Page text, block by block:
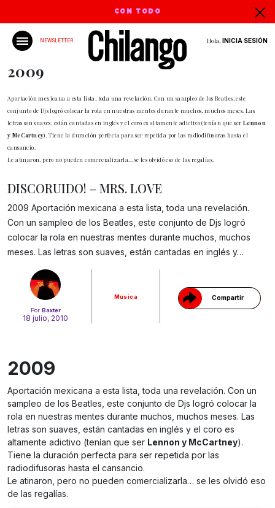
CON TODO
NEWSLETTER Hola, INICIA SESIÓN
2009
Aportación mexicana a esta lista, toda una revelación. Con un sampleo de los Beatles, este
conjunto de Djs logró colocar la rola en nuestras mentes durante muchos, muchos meses. Las
letras son suaves, están cantadas en inglés y el coro es altamente adictivo (tenían que ser Lennon
y McCartney). Tiene la duración perfecta para ser repetida por las radiodifusoras hasta el
cansancio.
Le atinaron, pero no pueden comercializarla... se les olvidó eso de las regalías.
Por Baxter
18 julio, 2010
Música Compartir
Gracias!
DISCORUIDO! – MRS. LOVE
2009 Aportación mexicana a esta lista, toda una revelación.
Con un sampleo de los Beatles, este conjunto de Djs logró
colocar la rola en nuestras mentes durante muchos, muchos
meses. Las letras son suaves, están cantadas en inglés y…
2009
Aportación mexicana a esta lista, toda una revelación. Con un
sampleo de los Beatles, este conjunto de Djs logró colocar la
rola en nuestras mentes durante muchos, muchos meses. Las
letras son suaves, están cantadas en inglés y el coro es
altamente adictivo (tenían que ser Lennon y McCartney).
Tiene la duración perfecta para ser repetida por las
radiodifusoras hasta el cansancio.
Le atinaron, pero no pueden comercializarla… se les olvidó eso
de las regalías.